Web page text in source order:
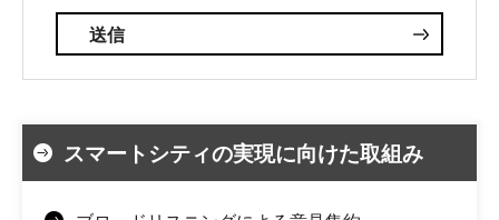
スマートシティの実現に向けた取組み